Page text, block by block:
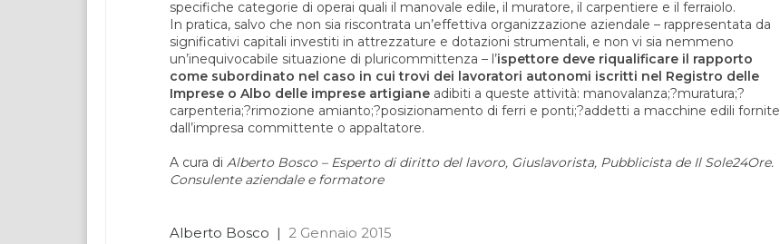
specifiche categorie di operai quali il manovale edile, il muratore, il carpentiere e il ferraiolo.
In pratica, salvo che non sia riscontrata un’effettiva organizzazione aziendale – rappresentata da
significativi capitali investiti in attrezzature e dotazioni strumentali, e non vi sia nemmeno
un’inequivocabile situazione di pluricommittenza – l’ispettore deve riqualificare il rapporto
come subordinato nel caso in cui trovi dei lavoratori autonomi iscritti nel Registro delle
Imprese o Albo delle imprese artigiane adibiti a queste attività: manovalanza;?muratura;?
carpenteria;?rimozione amianto;?posizionamento di ferri e ponti;?addetti a macchine edili fornite
dall’impresa committente o appaltatore.
A cura di Alberto Bosco – Esperto di diritto del lavoro, Giuslavorista, Pubblicista de Il Sole24Ore.
Consulente aziendale e formatore
Alberto Bosco | 2 Gennaio 2015